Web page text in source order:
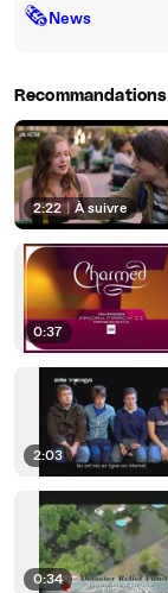
🗞News
Recommandations
2:22 | À suivre
0:37
2:03
0:34